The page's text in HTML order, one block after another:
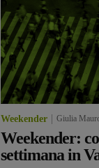
Weekender Giulia
Weekender:
settimana in